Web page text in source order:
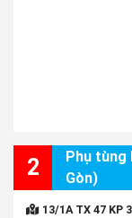
2
Phụ tùng
Gòn)
13/1A TX 47 KP